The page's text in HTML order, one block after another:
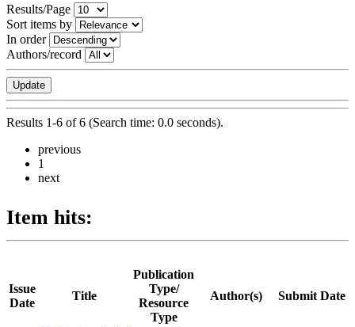
Results/Page
Sort items by
In order
Authors/record
Results 1-6 of 6 (Search time: 0.0 seconds).
previous
1
next
Item hits:
Issue
Date
Title
Publication
Type/
Resource
Type
Author(s) Submit Date